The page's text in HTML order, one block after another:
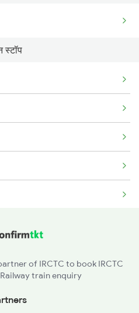
स्टॉप
of IRCTC to book IRCTC
train enquiry